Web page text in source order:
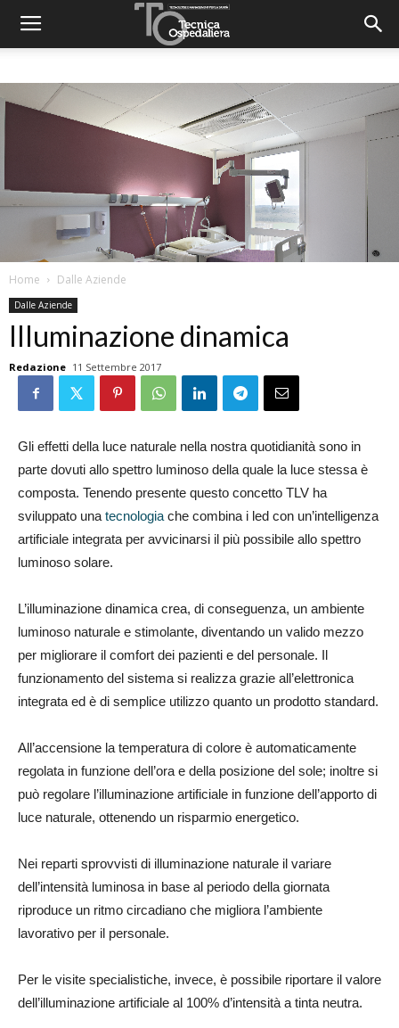
Home Dalle Aziende
Dalle Aziende
Illuminazione dinamica
Redazione 11 Settembre 2017
Gli effetti della luce naturale nella nostra quotidianità sono in
parte dovuti allo spettro luminoso della quale la luce stessa è
composta. Tenendo presente questo concetto TLV ha
sviluppato una tecnologia che combina i led con un’intelligenza
artificiale integrata per avvicinarsi il più possibile allo spettro
luminoso solare.
L’illuminazione dinamica crea, di conseguenza, un ambiente
luminoso naturale e stimolante, diventando un valido mezzo
per migliorare il comfort dei pazienti e del personale. Il
funzionamento del sistema si realizza grazie all’elettronica
integrata ed è di semplice utilizzo quanto un prodotto standard.
All’accensione la temperatura di colore è automaticamente
regolata in funzione dell’ora e della posizione del sole; inoltre si
può regolare l’illuminazione artificiale in funzione dell’apporto di
luce naturale, ottenendo un risparmio energetico.
Nei reparti sprovvisti di illuminazione naturale il variare
dell’intensità luminosa in base al periodo della giornata
riproduce un ritmo circadiano che migliora l’ambiente
lavorativo per il personale.
Per le visite specialistiche, invece, è possibile riportare il valore
dell’illuminazione artificiale al 100% d’intensità a tinta neutra.